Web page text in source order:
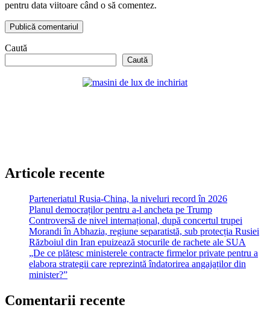
pentru data viitoare când o să comentez.
Caută
Caută
Articole recente
Parteneriatul Rusia-China, la niveluri record în 2026
Planul democraților pentru a-l ancheta pe Trump
Controversă de nivel internațional, după concertul trupei
Morandi în Abhazia, regiune separatistă, sub protecția Rusiei
Războiul din Iran epuizează stocurile de rachete ale SUA
„De ce plătesc ministerele contracte firmelor private pentru a
elabora strategii care reprezintă îndatorirea angajaților din
minister?”
Comentarii recente